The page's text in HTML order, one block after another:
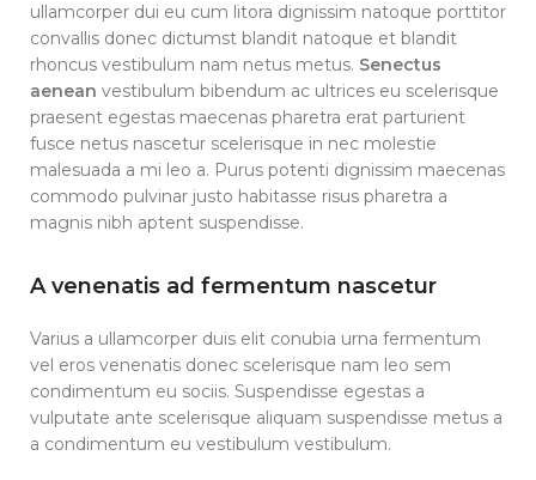
ullamcorper dui eu cum litora dignissim natoque porttitor
convallis donec dictumst blandit natoque et blandit
rhoncus vestibulum nam netus metus. Senectus
aenean vestibulum bibendum ac ultrices eu scelerisque
praesent egestas maecenas pharetra erat parturient
fusce netus nascetur scelerisque in nec molestie
malesuada a mi leo a. Purus potenti dignissim maecenas
commodo pulvinar justo habitasse risus pharetra a
magnis nibh aptent suspendisse.
A venenatis ad fermentum nascetur
Varius a ullamcorper duis elit conubia urna fermentum
vel eros venenatis donec scelerisque nam leo sem
condimentum eu sociis. Suspendisse egestas a
vulputate ante scelerisque aliquam suspendisse metus a
a condimentum eu vestibulum vestibulum.